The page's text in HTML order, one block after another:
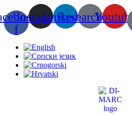
Скочите
на
садржај
f
InstagramLinkedin
Researchgate
Youtube